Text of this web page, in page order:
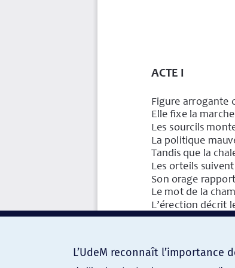
L’UdeM reconnaît l’importance